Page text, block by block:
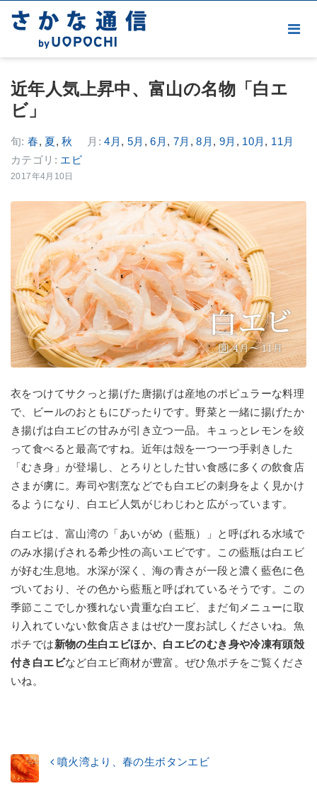
近年人気上昇中、富山の名物「白エ
ビ」
旬: 春, 夏,秋 月: 4月 , 5月 ,6月 , 7月 ,8月 , 9月 , 10月 , 11月
カテゴリ: エビ
2017年4月10日
衣をつけてサクっと揚げた唐揚げは産地のポピュラーな料理
で、ビールのおともにぴったりです。野菜と一緒に揚げたか
き揚げは白エビの甘みが引き立つ一品。キュっとレモンを絞
って食べると最高ですね。近年は殻を一つ一つ手剥きした
「むき身」が登場し、とろりとした甘い食感に多くの飲食店
さまが虜に。寿司や割烹などでも白エビの刺身をよく見かけ
るようになり、白エビ人気がじわじわと広がっています。
白エビは、富山湾の「あいがめ（藍瓶）」と呼ばれる水域で
のみ水揚げされる希少性の高いエビです。この藍瓶は白エビ
が好む生息地。水深が深く、海の青さが一段と濃く藍色に色
づいており、その色から藍瓶と呼ばれているそうです。この
季節ここでしか獲れない貴重な白エビ、まだ旬メニューに取
り入れていない飲食店さまはぜひ一度お試しくださいね。魚
ポチでは新物の生白エビほか、白エビのむき身や冷凍有頭殻
付き白エビなど白エビ商材が豊富。ぜひ魚ポチをご覧くださ
いね。
噴火湾より、春の生ボタンエビ